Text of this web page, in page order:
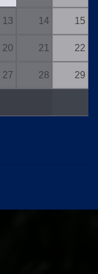
13 14 15
20 21 22
27 28 29